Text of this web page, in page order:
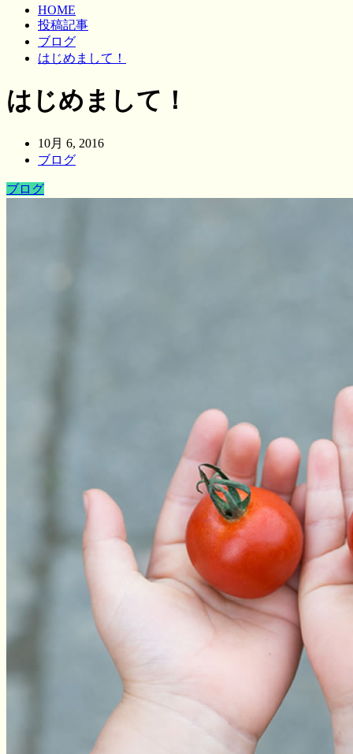
HOME
投稿記事
ブログ
はじめまして！
はじめまして！
10月 6, 2016
ブログ
ブログ